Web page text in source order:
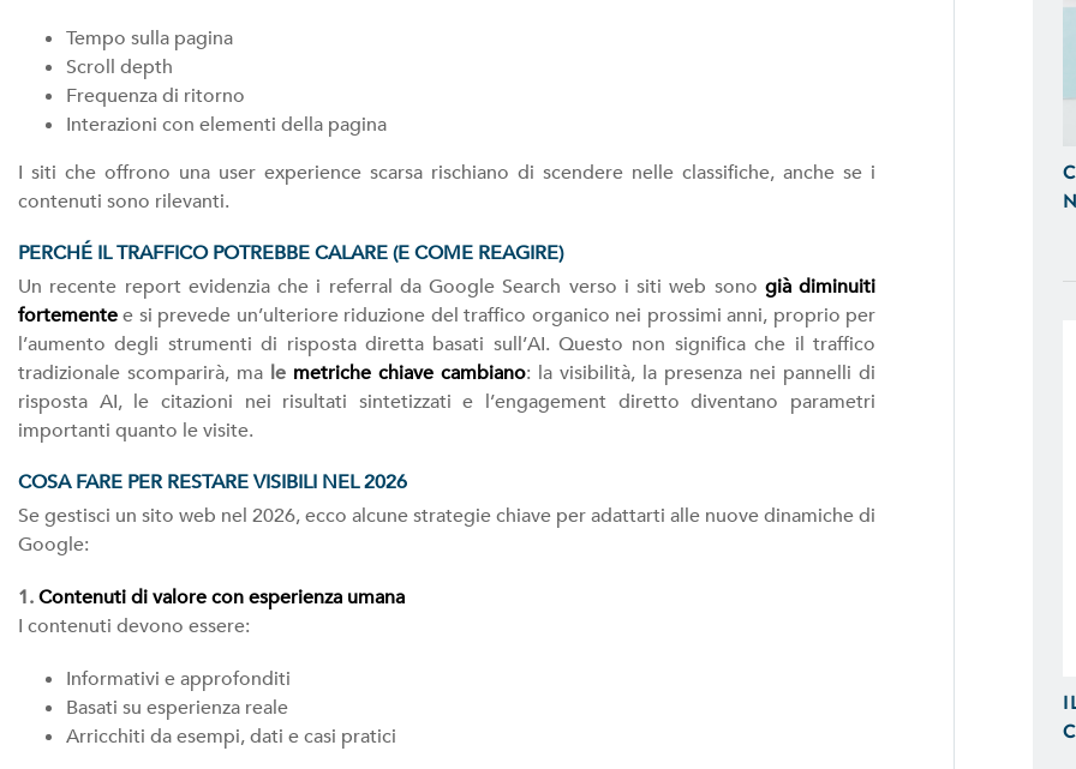
Tempo sulla pagina
Scroll depth
Frequenza di ritorno
Interazioni con elementi della pagina
I siti che offrono una user experience scarsa rischiano di scendere nelle classifiche, anche se i
contenuti sono rilevanti.
PERCHÉ IL TRAFFICO POTREBBE CALARE (E COME REAGIRE)
Un recente report evidenzia che i referral da Google Search verso i siti web sono già diminuiti
fortementee si prevede un’ulteriore riduzione del traffico organico nei prossimi anni, proprio per
l’aumento degli strumenti di risposta diretta basati sull’AI. Questo non significa che il traffico
tradizionale scomparirà, ma le metriche chiave cambiano: la visibilità, la presenza nei pannelli di
risposta AI, le citazioni nei risultati sintetizzati e l’engagement diretto diventano parametri
importanti quanto le visite.
COSA FARE PER RESTARE VISIBILI NEL 2026
Se gestisci un sito web nel 2026, ecco alcune strategie chiave per adattarti alle nuove dinamiche di
Google:
1.Contenuti di valore con esperienza umana
I contenuti devono essere:
Informativi e approfonditi
Basati su esperienza reale
Arricchiti da esempi, dati e casi pratici
Realizzazione Siti Web Dinamici,
BACK OFFICE E GESTIONALI
Ti Aiutiamo a Controllare
GESTIONE SOCIAL
Ci Occupiamo di Social Media
le tue Campagne ADS Facebook,
Possiamo Indicizzare e
Ricerca, in Prima Pagina di Google.